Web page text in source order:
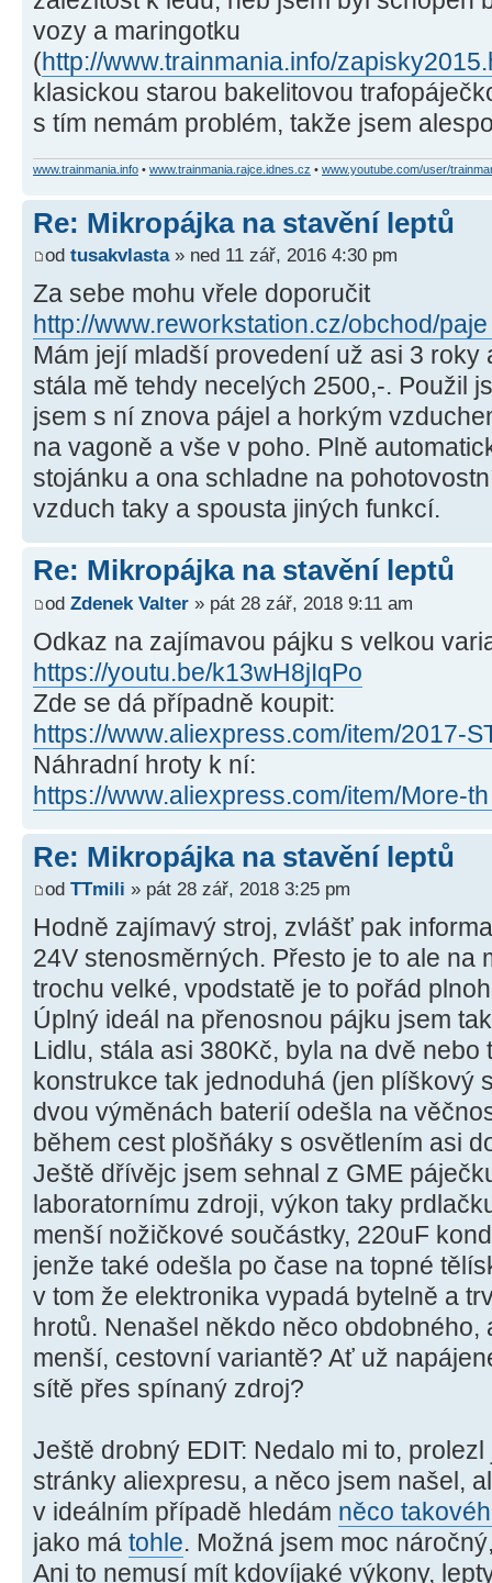
vozy a maringotku
(http://www.trainmania.info/
klasickou starou bakelitovou
s tím nemám problém, takže jsem
www.trainmania.info • www.trainmania.rajce.idnes.cz • www.youtube.com/user/
Re: Mikropájka na stavění leptů
od tusakvlasta» ned 11 zář, 2016 4:30 pm
Za sebe mohu vřele doporučit
http://www.reworkstation.cz/obchod/
Mám její mladší provedení už asi 3 roky
stála mě tehdy necelých 2500,-. Použil
jsem s ní znova pájel a horkým
na vagoně a vše v poho. Plně
stojánku a ona schladne na
vzduch taky a spousta jiných funkcí.
Re: Mikropájka na stavění leptů
od Zdenek Valter » pát 28 zář, 2018 9:11 am
Odkaz na zajímavou pájku s velkou
https://youtu.be/k13wH8jIqPo
Zde se dá případně koupit:
https://www.aliexpress.com/item/2017-
Náhradní hroty k ní:
https://www.aliexpress.com/item/More-
Re: Mikropájka na stavění leptů
od TTmili » pát 28 zář, 2018 3:25 pm
Hodně zajímavý stroj, zvlášť pak
24V stenosměrných. Přesto je to ale na
trochu velké, vpodstatě je to pořád
Úplný ideál na přenosnou pájku jsem
Lidlu, stála asi 380Kč, byla na dvě nebo
konstrukce tak jednoduhá (jen plíškový
dvou výměnách baterií odešla na
během cest plošňáky s osvětlením asi
Ještě dřívějc jsem sehnal z GME
laboratornímu zdroji, výkon taky
menší nožičkové součástky, 220uF
jenže také odešla po čase na topné
v tom že elektronika vypadá bytelně a
hrotů. Nenašel někdo něco obdobného,
menší, cestovní variantě? Ať už
sítě přes spínaný zdroj?
Ještě drobný EDIT: Nedalo mi to,
stránky aliexpresu, a něco jsem našel,
v ideálním případě hledám něco
jako má tohle. Možná jsem moc
Ani to nemusí mít kdovíjaké výkony,